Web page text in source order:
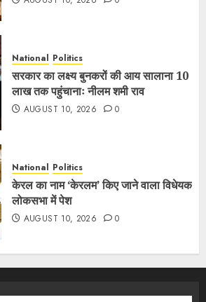
National Politics
सरकार का लक्ष्य बुनकरों की आय सालाना 10
लाख तक पहुंचानाः नीलम शमी राव
AUGUST 10, 2026 0
National Politics
केरल का नाम ‘केरलम’ किए जाने वाला विधेयक
लोकसभा में पेश
AUGUST 10, 2026 0